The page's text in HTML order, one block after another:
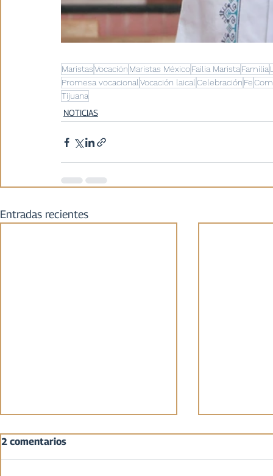
MaristasVocación Maristas MéxicoFailia MaristaFamilia
Promesa vocacionalVocación laicalCelebración Fe
Tijuana
NOTICIAS
Entradas recientes
2 comentarios